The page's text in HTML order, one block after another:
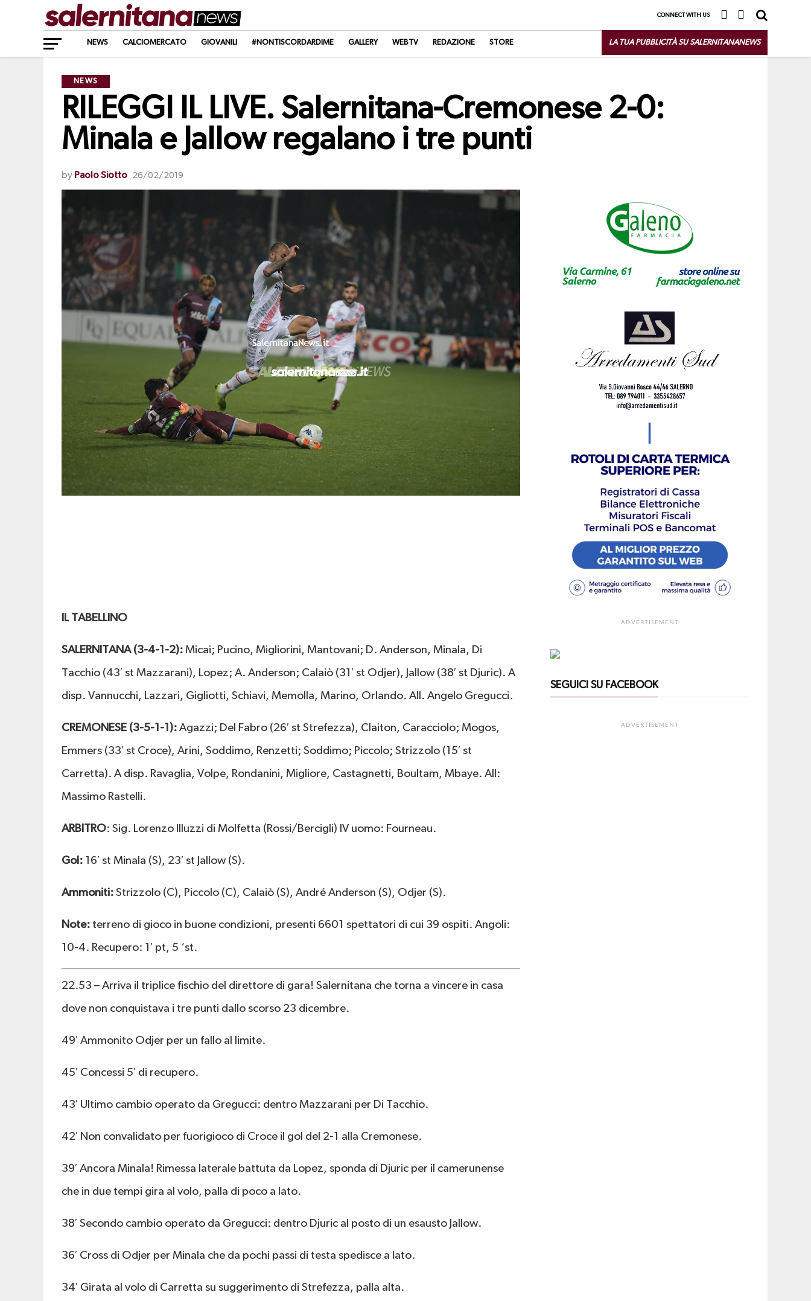
CONNECT WITH US
NEWS CALCIOMERCATO GIOVANILI #NONTISCORDARDIME GALLERY WEBTV REDAZIONE STORE LA TUA PUBBLICITÀ SU SALERNITANANEWS
NEWS
RILEGGI IL LIVE. Salernitana-Cremonese 2-0:
Minala e Jallow regalano i tre punti
by Paolo Siotto 26/02/2019
IL TABELLINO
SALERNITANA (3-4-1-2): Micai; Pucino, Migliorini, Mantovani; D. Anderson, Minala, Di
Tacchio (43′ st Mazzarani), Lopez; A. Anderson; Calaiò (31′ st Odjer), Jallow (38′ st Djuric). A
disp. Vannucchi, Lazzari, Gigliotti, Schiavi, Memolla, Marino, Orlando. All. Angelo Gregucci.
CREMONESE (3-5-1-1): Agazzi; Del Fabro (26′ st Strefezza), Claiton, Caracciolo; Mogos,
Emmers (33′ st Croce), Arini, Soddimo, Renzetti; Soddimo; Piccolo; Strizzolo (15′ st
Carretta). A disp. Ravaglia, Volpe, Rondanini, Migliore, Castagnetti, Boultam, Mbaye. All:
Massimo Rastelli.
ARBITRO: Sig. Lorenzo Illuzzi di Molfetta (Rossi/Bercigli) IV uomo: Fourneau.
Gol: 16′ st Minala (S), 23′ st Jallow (S).
Ammoniti: Strizzolo (C), Piccolo (C), Calaiò (S), André Anderson (S), Odjer (S).
Note: terreno di gioco in buone condizioni, presenti 6601 spettatori di cui 39 ospiti. Angoli:
10-4. Recupero: 1′ pt, 5 ‘st.
22.53 – Arriva il triplice fischio del direttore di gara! Salernitana che torna a vincere in casa
dove non conquistava i tre punti dallo scorso 23 dicembre.
49′ Ammonito Odjer per un fallo al limite.
45′ Concessi 5′ di recupero.
43′ Ultimo cambio operato da Gregucci: dentro Mazzarani per Di Tacchio.
42′ Non convalidato per fuorigioco di Croce il gol del 2-1 alla Cremonese.
39′ Ancora Minala! Rimessa laterale battuta da Lopez, sponda di Djuric per il camerunense
che in due tempi gira al volo, palla di poco a lato.
38′ Secondo cambio operato da Gregucci: dentro Djuric al posto di un esausto Jallow.
36′ Cross di Odjer per Minala che da pochi passi di testa spedisce a lato.
34′ Girata al volo di Carretta su suggerimento di Strefezza, palla alta.
ADVERTISEMENT
SEGUICI SU FACEBOOK
ADVERTISEMENT